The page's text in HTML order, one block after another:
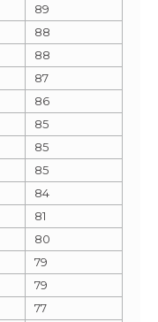
89
88
88
87
86
85
85
85
84
81
80
79
79
77